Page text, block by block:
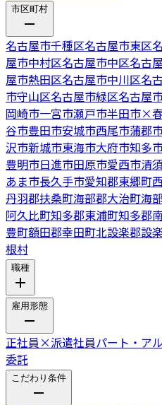
市区町村
名古屋市千種区名古屋市東区
屋市中村区名古屋市中区名古
屋市熱田区名古屋市中川区名
市守山区名古屋市緑区名古屋
岡崎市一宮市瀬戸市半田市×
谷市豊田市安城市西尾市蒲郡
沢市新城市東海市大府市知多
豊明市日進市田原市愛西市清
あま市長久手市愛知郡東郷町
丹羽郡扶桑町海部郡大治町海
阿久比町知多郡東浦町知多郡
豊町額田郡幸田町北設楽郡設
根村
職種
雇用形態
正社員 ×派遣社員パート・ア
委託
こだわり条件